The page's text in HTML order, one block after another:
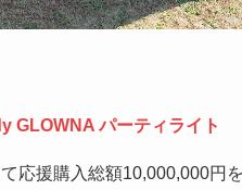
GLOWNA パーティライト
て応援購入総額10,000,000円